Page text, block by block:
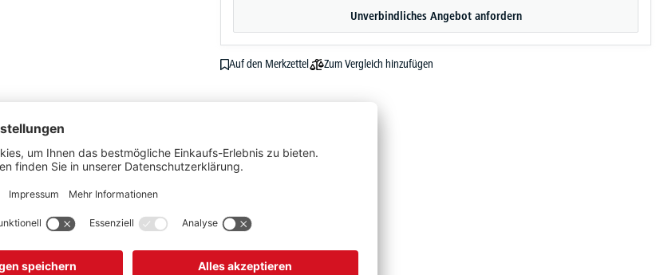
Unverbindliches Angebot anfordern
Auf den Merkzettel
Zum Vergleich hinzufügen
Stück